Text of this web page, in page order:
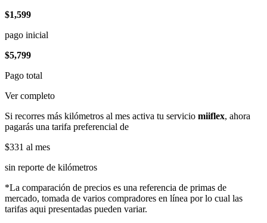
$1,599
pago inicial
$5,799
Pago total
Ver completo
Si recorres más kilómetros al mes activa tu servicio miiflex, ahora
pagarás una tarifa preferencial de
$331 al mes
sin reporte de kilómetros
*La comparación de precios es una referencia de primas de
mercado, tomada de varios compradores en línea por lo cual las
tarifas aqui presentadas pueden variar.